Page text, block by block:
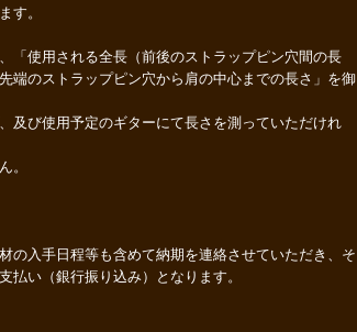
す。
「使用される全長（前後のストラップピン穴間の長
端のストラップピン穴から肩の中心までの長さ」を御
及び使用予定のギターにて長さを測っていただけれ
。
入手日程等も含めて納期を連絡させていただき、そ
払い（銀行振り込み）となります。